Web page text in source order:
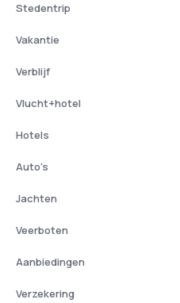
Stedentrip
Vakantie
Verblijf
Vlucht+hotel
Hotels
Auto's
Jachten
Veerboten
Aanbiedingen
Verzekering